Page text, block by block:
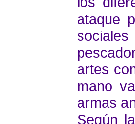
ataque
artes
mano
armas
Según